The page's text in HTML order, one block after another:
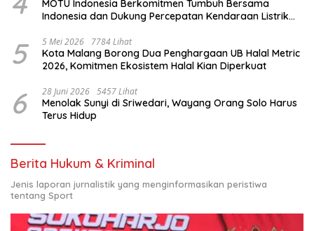
MOTU Indonesia Berkomitmen Tumbuh Bersama
Indonesia dan Dukung Percepatan Kendaraan Listrik
5 5 Mei 2026 7784 Lihat
Kota Malang Borong Dua Penghargaan UB Halal Metric
2026, Komitmen Ekosistem Halal Kian Diperkuat
6 28 Juni 2026 5457 Lihat
Menolak Sunyi di Sriwedari, Wayang Orang Solo Harus
Terus Hidup
Berita Hukum & Kriminal
Jenis laporan jurnalistik yang menginformasikan peristiwa
tentang Sport